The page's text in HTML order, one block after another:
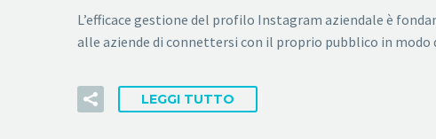
L’efficace gestione del profilo Instagram aziendale è
alle aziende di connettersi con il proprio pubblico in
LEGGI TUTTO